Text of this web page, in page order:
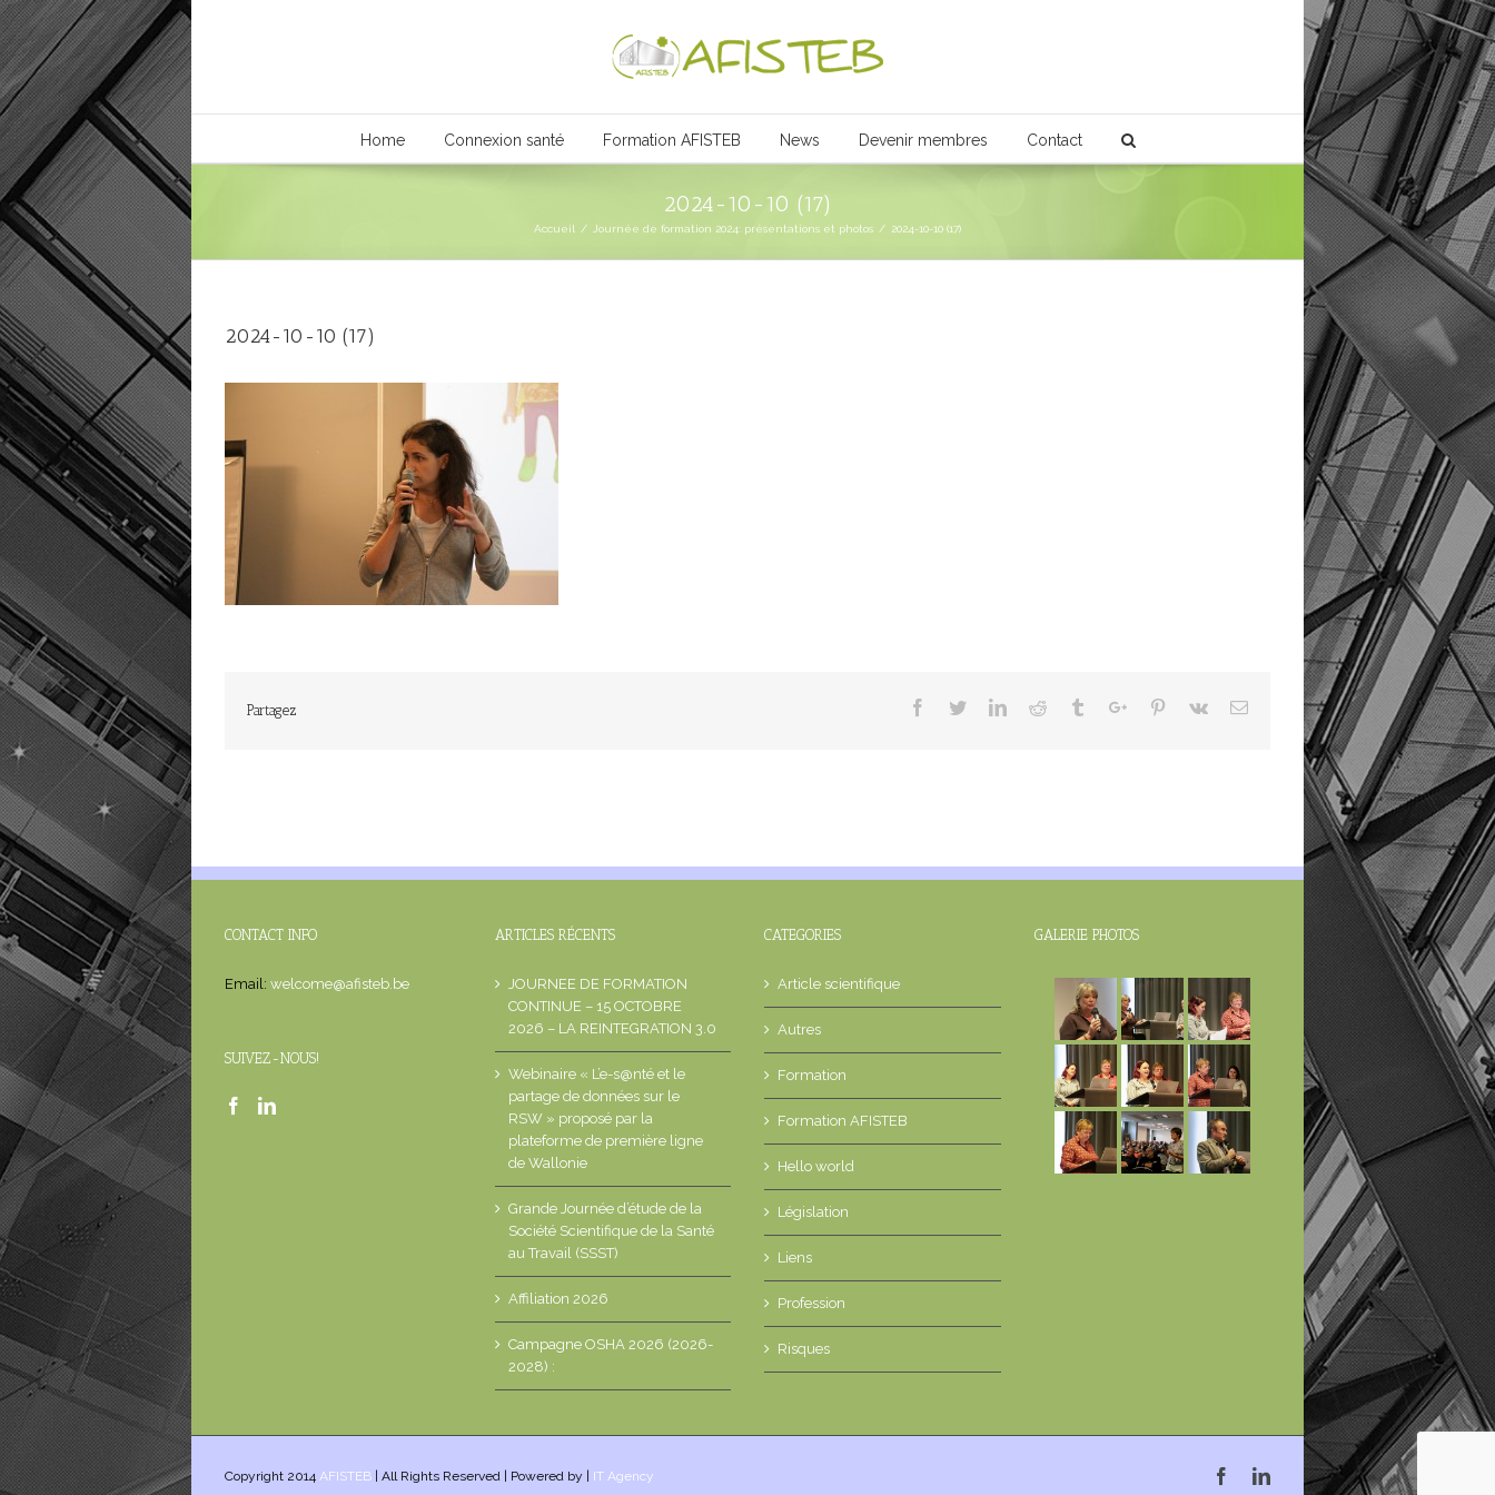
Home Connexion santé Formation AFISTEB News Devenir membres Contact
2024-10-10 (17)
Accueil / Journée de formation 2024: présentations et photos / 2024-10-10 (17)
2024-10-10 (17)
Partagez Facebook
TwitterLinkedinReddit TumblrGoogle+Pinterest
Vk Email
CONTACT INFO
Email: welcome@afisteb.be
SUIVEZ-NOUS!
ARTICLES RÉCENTS
JOURNEE DE FORMATION
CONTINUE – 15 OCTOBRE
2026 – LA REINTEGRATION 3.0
Webinaire « L’e-s@nté et le
partage de données sur le
RSW » proposé par la
plateforme de première ligne
de Wallonie
Grande Journée d’étude de la
Société Scientifique de la Santé
au Travail (SSST)
Affiliation 2026
Campagne OSHA 2026 (2026-
2028) :
CATEGORIES
Article scientifique
Autres
Formation
Formation AFISTEB
Hello world
Législation
Liens
Profession
Risques
GALERIE PHOTOS
Copyright 2014 AFISTEB | All Rights Reserved | Powered by | IT Agency FacebookLinkedin